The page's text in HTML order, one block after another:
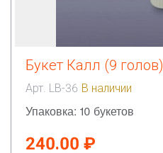
Букет Калл (9 голов)
Арт. LB-36 В наличии
Упаковка: 10 букетов
240.00 ₽